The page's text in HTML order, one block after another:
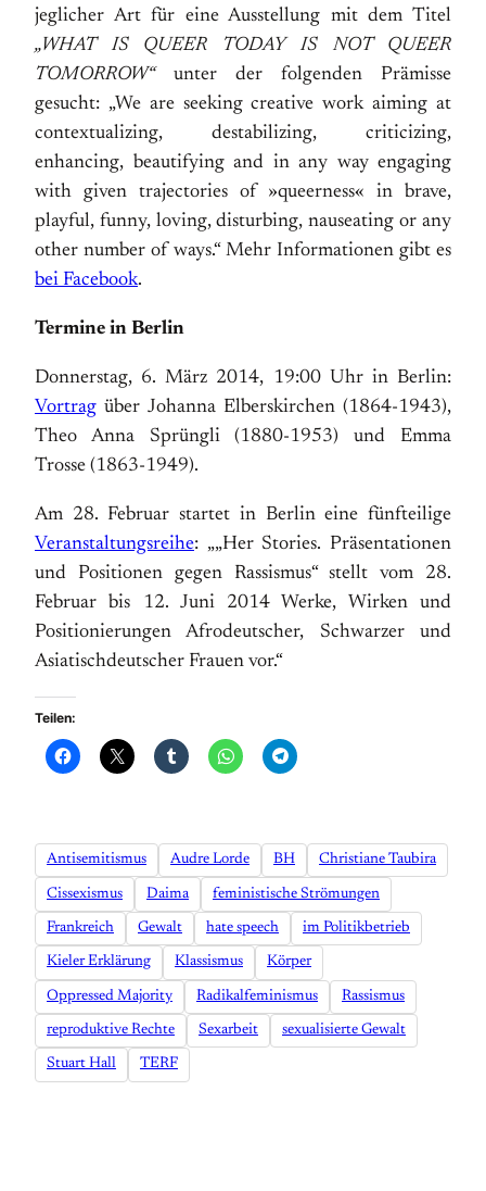
jeglicher Art für eine Ausstellung mit dem Titel
„WHAT IS QUEER TODAY IS NOT QUEER
TOMORROW“unter der folgenden Prämisse
gesucht: „We are seeking creative work aiming at
contextualizing, destabilizing, criticizing,
enhancing, beautifying and in any way engaging
with given trajectories of »queerness« in brave,
playful, funny, loving, disturbing, nauseating or any
other number of ways.“ Mehr Informationen gibt es
bei Facebook.
Termine in Berlin
Donnerstag, 6. März 2014, 19:00 Uhr in Berlin:
Vortrag über Johanna Elberskirchen (1864-1943),
Theo Anna Sprüngli (1880-1953) und Emma
Trosse (1863-1949).
Am 28. Februar startet in Berlin eine fünfteilige
Veranstaltungsreihe: „„Her Stories. Präsentationen
und Positionen gegen Rassismus“ stellt vom 28.
Februar bis 12. Juni 2014 Werke, Wirken und
Positionierungen Afrodeutscher, Schwarzer und
Asiatischdeutscher Frauen vor.“
Teilen:
Antisemitismus Audre Lorde BH Christiane Taubira
Cissexismus Daima feministische Strömungen
Frankreich Gewalt hate speech im Politikbetrieb
Kieler Erklärung Klassismus Körper
Oppressed Majority Radikalfeminismus Rassismus
reproduktive Rechte Sexarbeit sexualisierte Gewalt
Stuart Hall TERF